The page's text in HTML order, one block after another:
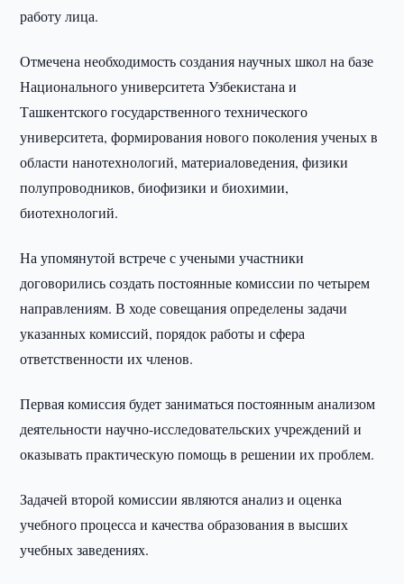
работу лица.
Отмечена необходимость создания научных школ на базе
Национального университета Узбекистана и
Ташкентского государственного технического
университета, формирования нового поколения ученых в
области нанотехнологий, материаловедения, физики
полупроводников, биофизики и биохимии,
биотехнологий.
На упомянутой встрече с учеными участники
договорились создать постоянные комиссии по четырем
направлениям. В ходе совещания определены задачи
указанных комиссий, порядок работы и сфера
ответственности их членов.
Первая комиссия будет заниматься постоянным анализом
деятельности научно-исследовательских учреждений и
оказывать практическую помощь в решении их проблем.
Задачей второй комиссии являются анализ и оценка
учебного процесса и качества образования в высших
учебных заведениях.